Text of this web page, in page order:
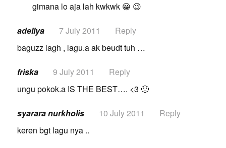
gimana lo aja lah kwkwk 😀 😉
adellya 7 July 2011
Reply
baguzz lagh , lagu.a ak beudt tuh …
friska 9 July 2011
Reply
ungu pokok.a IS THE BEST…. <3 🙂
syarara nurkholis 10 July 2011
Reply
keren bgt lagu nya ..